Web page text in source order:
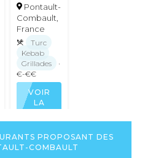
Pontault-
Combault,
France
Turc
Kebab
Grillades
·
€-€€
VOIR
LA
DU
RESTAURANT
PROPOSANT DES
COMBAULT